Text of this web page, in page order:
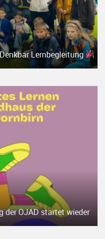
Denkbar Lernbegleitung
der OJAD startet wieder